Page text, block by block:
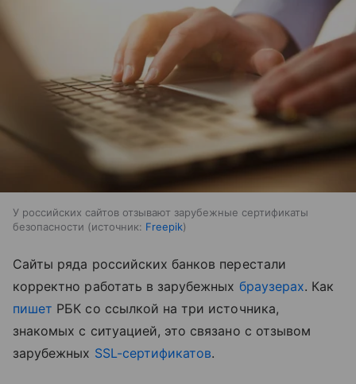
У российских сайтов отзывают зарубежные сертификаты
безопасности
источник: Freepik
Сайты ряда российских банков перестали
корректно работать в зарубежных браузерах. Как
пишет РБК со ссылкой на три источника,
знакомых с ситуацией, это связано с отзывом
зарубежных SSL-сертификатов.